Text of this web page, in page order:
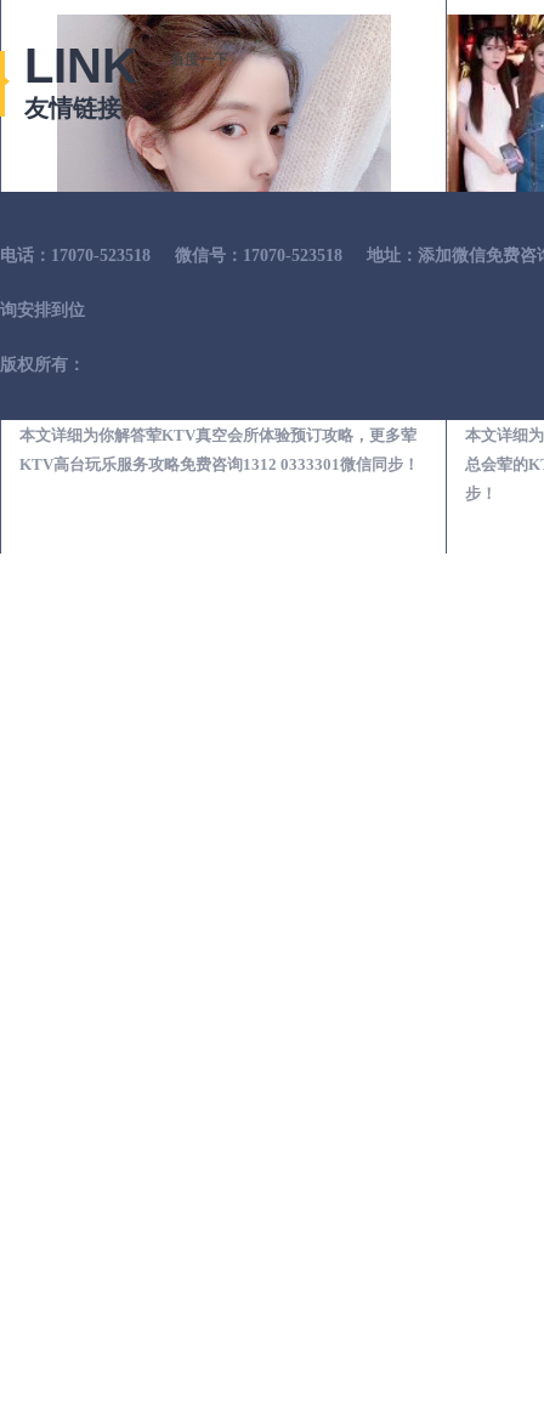
本文详细为你解答荤KTV真空会所体验预订攻略，更多荤
KTV高台玩乐服务攻略免费咨询1312 0333301微信同步！
本文详细
总会荤的
步！
LINK
友情链接
百度一下
电话：17070-523518 微信号：17070-523518 地址：添加微信免费
询安排到位
版权所有：